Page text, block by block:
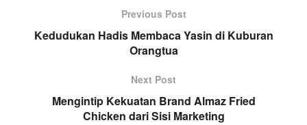
Previous Post
Kedudukan Hadis Membaca Yasin di Kuburan
Orangtua
Next Post
Mengintip Kekuatan Brand Almaz Fried
Chicken dari Sisi Marketing